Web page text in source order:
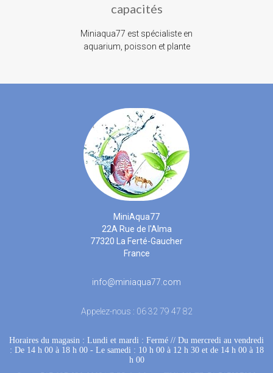
capacités
Miniaqua77 est spécialiste en
aquarium, poisson et plante
MiniAqua77
22A Rue de l'Alma
77320 La Ferté-Gaucher
France
info@miniaqua77.com
Appelez-nous : 06 32 79 47 82
Horaires du magasin : Lundi et mardi : Fermé // Du mercredi au vendredi
: De 14 h 00 à 18 h 00 - Le samedi : 10 h 00 à 12 h 30 et de 14 h 00 à 18
h 00